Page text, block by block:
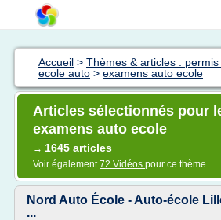
Accueil > Thèmes & articles :
ecole auto > examens auto ecole
Articles sélectionnés pour
examens auto ecole
→ 1645 articles
Voir également72 Vidéos pour ce thème
Nord Auto École - Auto-école
...